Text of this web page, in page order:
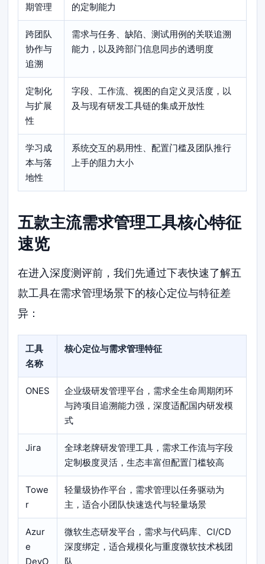
期管理
的定制能力
跨团队
协作与
追溯
需求与任务、缺陷、测试用例的关联追溯
能力，以及跨部门信息同步的透明度
定制化
与扩展
性
字段、工作流、视图的自定义灵活度，以
及与现有研发工具链的集成开放性
学习成
本与落
地性
系统交互的易用性、配置门槛及团队推行
上手的阻力大小
五款主流需求管理工具核心特征
速览
在进入深度测评前，我们先通过下表快速了解五
款工具在需求管理场景下的核心定位与特征差
异：
工具
名称
核心定位与需求管理特征
ONES
企业级研发管理平台，需求全生命周期闭环
与跨项目追溯能力强，深度适配国内研发模
式
Jira
全球老牌研发管理工具，需求工作流与字段
定制极度灵活，生态丰富但配置门槛较高
Towe
r
轻量级协作平台，需求管理以任务驱动为
主，适合小团队快速迭代与轻量场景
Azur
e
DevO
微软生态研发平台，需求与代码库、CI/CD
深度绑定，适合规模化与重度微软技术栈团
队